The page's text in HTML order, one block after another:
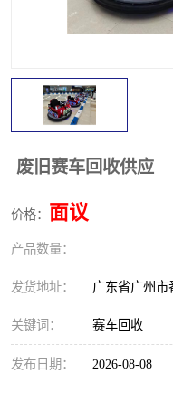
废旧赛车回收供应
价格： 面议
产品数量：
发货地址： 广东省广州市
关键词： 赛车回收
发布日期： 2026-08-08